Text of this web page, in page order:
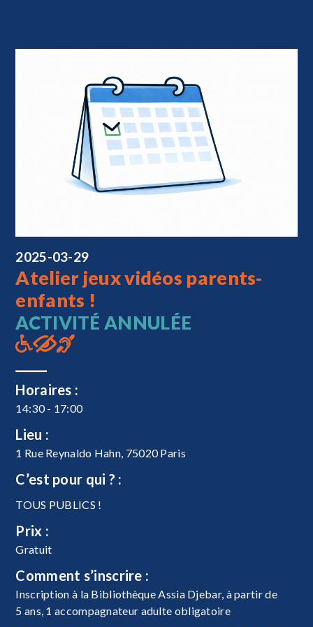
2025-03-29
Atelier jeux vidéos parents-
enfants !
ACTIVITÉ ANNULÉE
Horaires :
14:30 - 17:00
Lieu :
1 Rue Reynaldo Hahn, 75020 Paris
C’est pour qui ? :
TOUS PUBLICS !
Prix :
Gratuit
Comment s’inscrire :
Inscription à la Bibliothèque Assia Djebar, à partir de
5 ans, 1 accompagnateur adulte obligatoire